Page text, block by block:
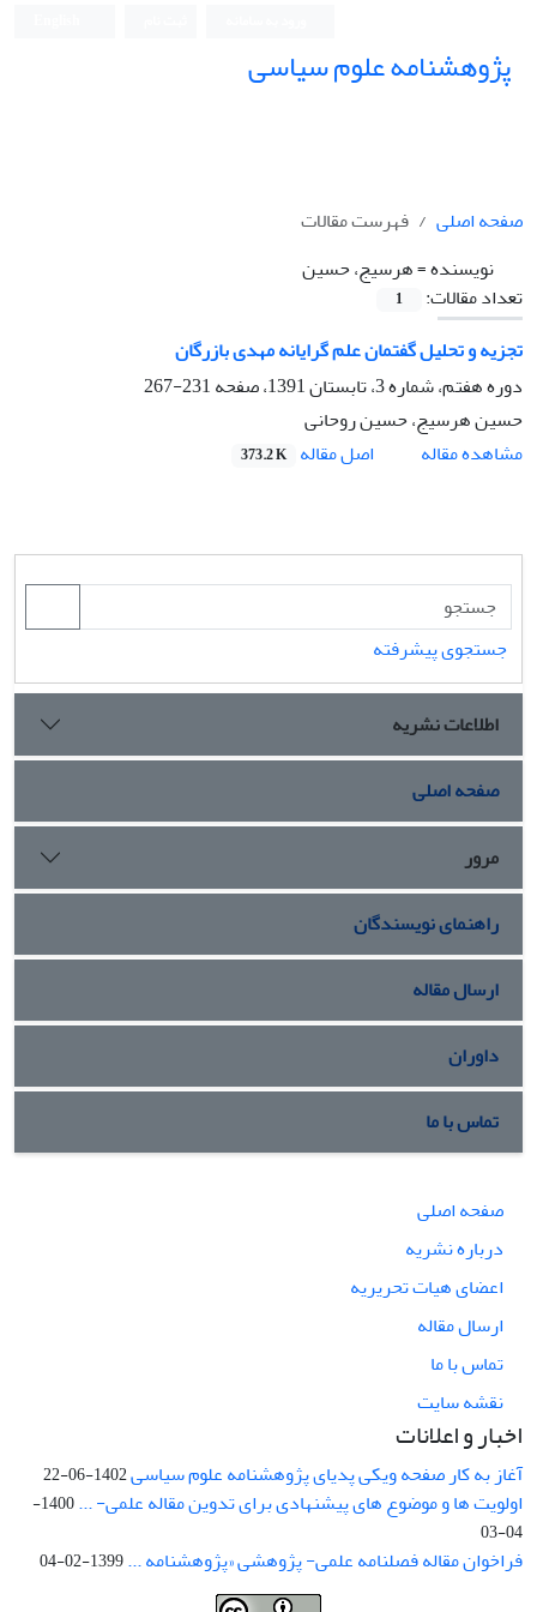
پژوهشنامه علوم سیاسی
صفحه اصلی
فهرست مقالات
نویسنده =هرسیج، حسین
تعداد مقالات:
1
تجزیه و تحلیل گفتمان علم گرایانه مهدی بازرگان
دوره هفتم، شماره 3، تابستان 1391، صفحه
231-267
حسین هرسیج، حسین روحانی
مشاهده مقاله
اصل مقاله 373.2 K
جستجوی پیشرفته
اطلاعات نشریه
صفحه اصلی
مرور
راهنمای نویسندگان
ارسال مقاله
داوران
تماس با ما
صفحه اصلی
درباره نشریه
اعضای هیات تحریریه
ارسال مقاله
تماس با ما
نقشه سایت
اخبار و اعلانات
آغاز به کار صفحه ویکی پدیای پژوهشنامه علوم سیاسی1402-06-22
اولویت ها و موضوع های پیشنهادی برای تدوین مقاله علمی- ...
1400-
04-03
فراخوان مقاله فصلنامه علمی- پژوهشی «پژوهشنامه ...1399-02-04